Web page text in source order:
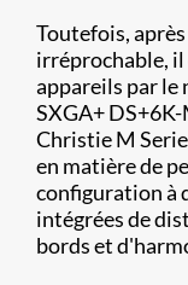
Toutefois,
irréprochable, il
appareils par
SXGA+
Christie M
en matière de
configuration à
intégrées de
bords et